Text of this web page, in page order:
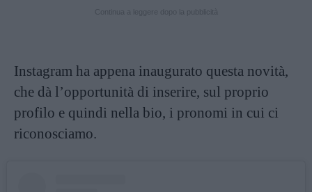
Instagram ha appena inaugurato questa novità,
che dà l’opportunità di inserire, sul proprio
profilo e quindi nella bio, i pronomi in cui ci
riconosciamo.